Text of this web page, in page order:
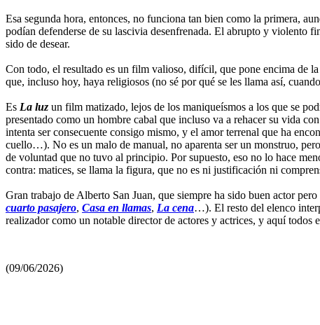
Esa segunda hora, entonces, no funciona tan bien como la primera,
podían defenderse de su lascivia desenfrenada. El abrupto y violento
sido de desear.
Con todo, el resultado es un film valioso, difícil, que pone encima de
que, incluso hoy, haya religiosos (no sé por qué se les llama así,
Es La luz un film matizado, lejos de los maniqueísmos a los que se
presentado como un hombre cabal que incluso va a rehacer su vida
intenta ser consecuente consigo mismo, y el amor terrenal que ha
cuello…). No es un malo de manual, no aparenta ser un monstruo,
de voluntad que no tuvo al principio. Por supuesto, eso no lo hace
contra: matices, se llama la figura, que no es ni justificación ni
Gran trabajo de Alberto San Juan, que siempre ha sido buen actor
cuarto pasajero, Casa en llamas, La cena…). El resto del elenco
realizador como un notable director de actores y actrices, y aquí todos
(09/06/2026)